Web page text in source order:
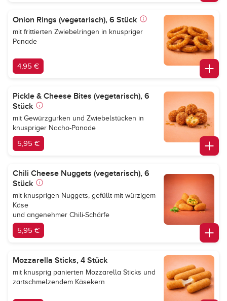
Onion Rings (vegetarisch), 6 Stück
mit frittierten Zwiebelringen in knuspriger
Panade
4,95 €
Pickle & Cheese Bites (vegetarisch), 6
Stück
mit Gewürzgurken und Zwiebelstücken in
knuspriger Nacho-Panade
5,95 €
Chili Cheese Nuggets (vegetarisch), 6
Stück
mit knusprigen Nuggets, gefüllt mit würzigem
Käse
und angenehmer Chili-Schärfe
5,95 €
Mozzarella Sticks, 4 Stück
mit knusprig panierten Mozzarella Sticks und
zartschmelzendem Käsekern